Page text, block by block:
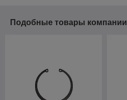
Подобные товары компании